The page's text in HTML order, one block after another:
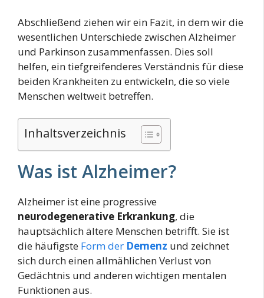
Abschließend ziehen wir ein Fazit, in dem wir die
wesentlichen Unterschiede zwischen Alzheimer
und Parkinson zusammenfassen. Dies soll
helfen, ein tiefgreifenderes Verständnis für diese
beiden Krankheiten zu entwickeln, die so viele
Menschen weltweit betreffen.
Inhaltsverzeichnis
Was ist Alzheimer?
Alzheimer ist eine progressive
neurodegenerative Erkrankung, die
hauptsächlich ältere Menschen betrifft. Sie ist
die häufigste Form der Demenz und zeichnet
sich durch einen allmählichen Verlust von
Gedächtnis und anderen wichtigen mentalen
Funktionen aus.